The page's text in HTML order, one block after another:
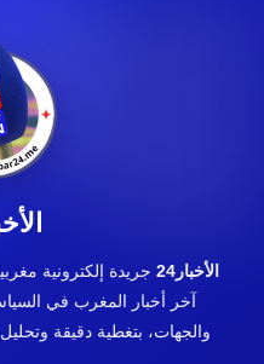
الأخبار24
جريدة إلكترونية
آخر أخبار المغرب في
والجهات، بتغطية دقيقة